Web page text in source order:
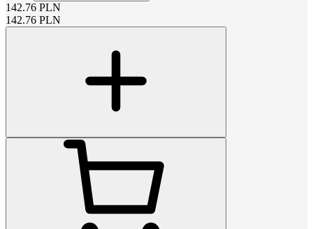
142.76 PLN
142.76 PLN